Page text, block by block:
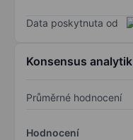
Data poskytnuta od
Konsensus
Průměrné hodnocení
Hodnocení